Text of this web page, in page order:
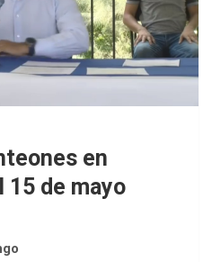
en
15 de mayo